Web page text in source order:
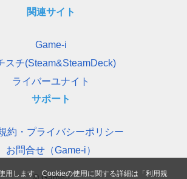
関連サイト
Game-i
スチ(Steam&SteamDeck)
ライバーユナイト
サポート
約・プライバシーポリシー
お問合せ（Game-i）
用します。Cookieの使用に関する詳細は「利用規